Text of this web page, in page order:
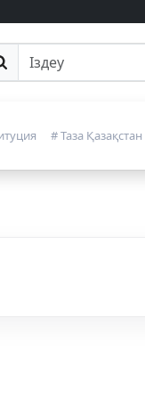
іздеу
# Таза Қазақстан